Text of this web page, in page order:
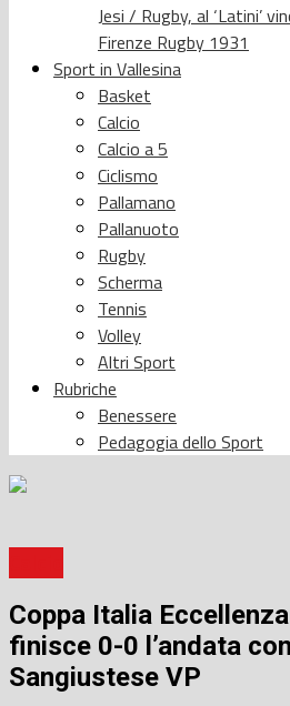
Jesi / Rugby, al ‘Latini’
Firenze Rugby 1931
Sport in Vallesina
Basket
Calcio
Calcio a 5
Ciclismo
Pallamano
Pallanuoto
Rugby
Scherma
Tennis
Volley
Altri Sport
Rubriche
Benessere
Pedagogia dello Sport
Coppa Italia
finisce 0-0 l’andata
Sangiustese VP